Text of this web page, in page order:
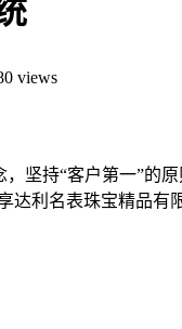
views
坚持“客户第一”的
利名表珠宝精品有